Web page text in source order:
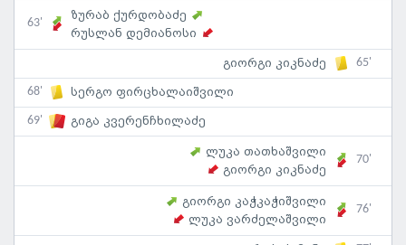
63'
ზურაბ ქურდობაძე
რუსლან დემიანოსი
გიორგი კიკნაძე 65'
68' სერგო ფირცხალაიშვილი
69' გიგა კვერენჩხილაძე
ლუკა თათხაშვილი
გიორგი კიკნაძე
70'
გიორგი კაჭკაჭიშვილი
ლუკა ვარძელაშვილი
76'